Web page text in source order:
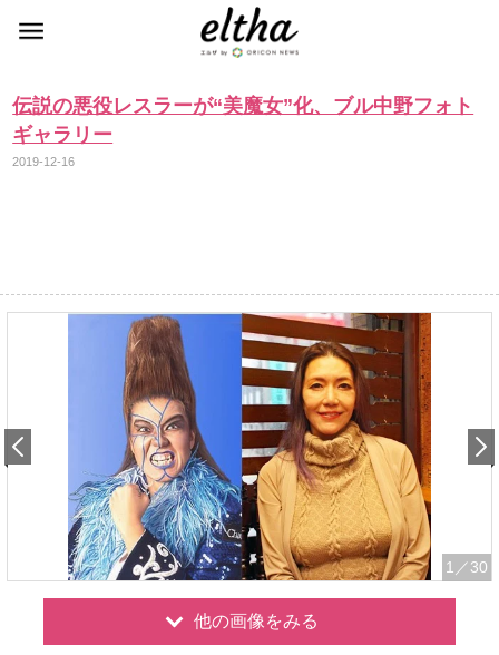
伝説の悪役レスラーが“美魔女”化、ブル中野フォト
ギャラリー
2019-12-16
1 ／30
他の画像をみる